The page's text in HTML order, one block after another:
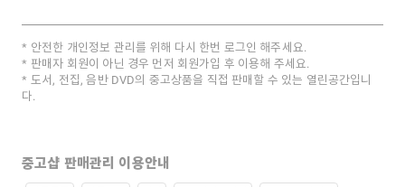
안전한 개인정보 관리를 위해 다시 한번 로그인 해주세요.
판매자 회원이 아닌 경우 먼저 회원가입 후 이용해 주세요.
도서, 전집, 음반 DVD의 중고상품을 직접 판매할 수 있는 열린공간입니
다.
중고샵 판매관리 이용안내